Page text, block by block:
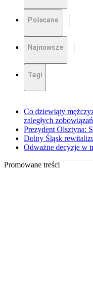
Polecane
Najnowsze
Tagi
Co dziewiąty
zaległych zobowiązań
Prezydent Olsztyna:
Dolny Śląsk
Odważne decyzje w
Promowane treści